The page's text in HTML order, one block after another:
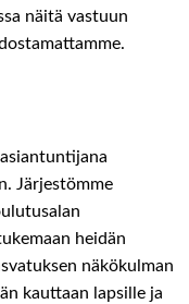
näitä vastuun
Järjestömme
heidän
näkökulman
kauttaan lapsille ja